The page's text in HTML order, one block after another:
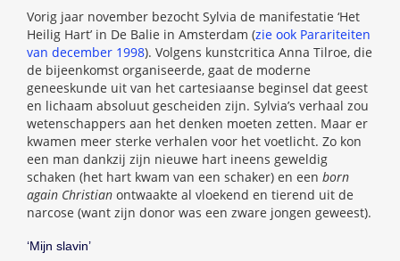
Vorig jaar november bezocht Sylvia de manifestatie ‘Het
Heilig Hart’ in De Balie in Amsterdam (zie ook Parariteiten
van december 1998). Volgens kunstcritica Anna Tilroe, die
de bijeenkomst organiseerde, gaat de moderne
geneeskunde uit van het cartesiaanse beginsel dat geest
en lichaam absoluut gescheiden zijn. Sylvia’s verhaal zou
wetenschappers aan het denken moeten zetten. Maar er
kwamen meer sterke verhalen voor het voetlicht. Zo kon
een man dankzij zijn nieuwe hart ineens geweldig
schaken (het hart kwam van een schaker) en een born
again Christian ontwaakte al vloekend en tierend uit de
narcose (want zijn donor was een zware jongen geweest).
‘Mijn slavin’